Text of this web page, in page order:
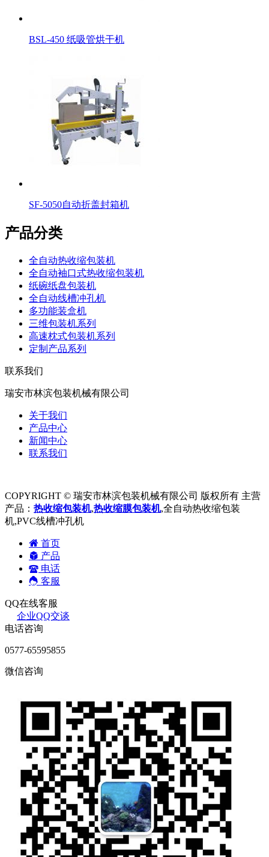
BSL-450 纸吸管烘干机
SF-5050自动折盖封箱机
产品分类
全自动热收缩包装机
全自动袖口式热收缩包装机
纸碗纸盘包装机
全自动线槽冲孔机
多功能装盒机
三维包装机系列
高速枕式包装机系列
定制产品系列
联系我们
瑞安市林滨包装机械有限公司
关于我们
产品中心
新闻中心
联系我们
COPYRIGHT © 瑞安市林滨包装机械有限公司 版权所有 主营
产品： 热收缩包装机,热收缩膜包装机,全自动热收缩包装
机,PVC线槽冲孔机
首页
产品
电话
客服
QQ在线客服
企业QQ交谈
电话咨询
0577-65595855
微信咨询